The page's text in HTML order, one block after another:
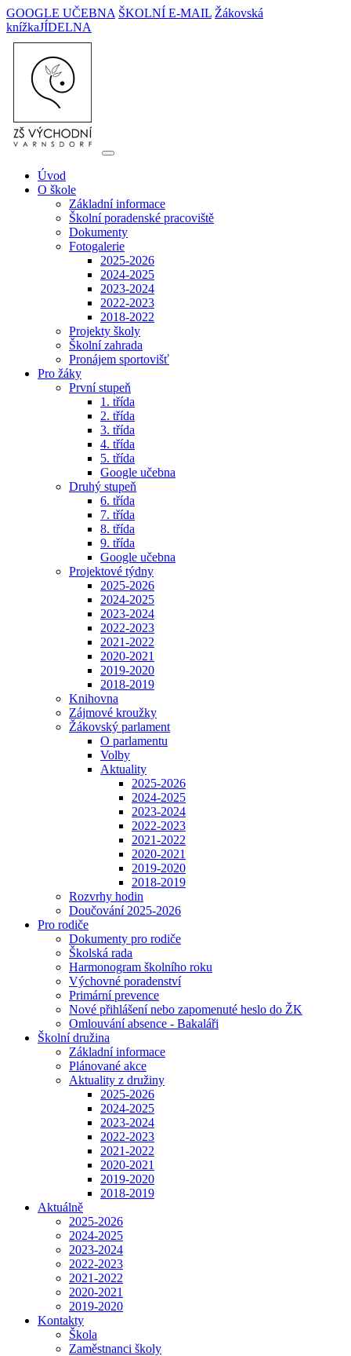
GOOGLE UČEBNA ŠKOLNÍ E-MAIL Žákovská
knížkaJÍDELNA
Úvod
O škole
Základní informace
Školní poradenské pracoviště
Dokumenty
Fotogalerie
2025-2026
2024-2025
2023-2024
2022-2023
2018-2022
Projekty školy
Školní zahrada
Pronájem sportovišť
Pro žáky
První stupeň
1. třída
2. třída
3. třída
4. třída
5. třída
Google učebna
Druhý stupeň
6. třída
7. třída
8. třída
9. třída
Google učebna
Projektové týdny
2025-2026
2024-2025
2023-2024
2022-2023
2021-2022
2020-2021
2019-2020
2018-2019
Knihovna
Zájmové kroužky
Žákovský parlament
O parlamentu
Volby
Aktuality
2025-2026
2024-2025
2023-2024
2022-2023
2021-2022
2020-2021
2019-2020
2018-2019
Rozvrhy hodin
Doučování 2025-2026
Pro rodiče
Dokumenty pro rodiče
Školská rada
Harmonogram školního roku
Výchovné poradenství
Primární prevence
Nové přihlášení nebo zapomenuté heslo do ŽK
Omlouvání absence - Bakaláři
Školní družina
Základní informace
Plánované akce
Aktuality z družiny
2025-2026
2024-2025
2023-2024
2022-2023
2021-2022
2020-2021
2019-2020
2018-2019
Aktuálně
2025-2026
2024-2025
2023-2024
2022-2023
2021-2022
2020-2021
2019-2020
Kontakty
Škola
Zaměstnanci školy